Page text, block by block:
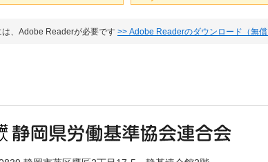
、Adobe Readerが必要です >> Adobe Readerのダウンロード（無